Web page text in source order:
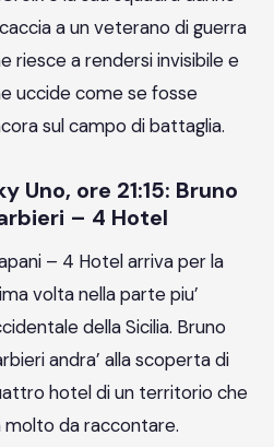
a un veterano di guerra
riesce a rendersi invisibile e
uccide come se fosse
sul campo di battaglia.
Uno, ore 21:15: Bruno
– 4 Hotel
– 4 Hotel arriva per la
volta nella parte piu’
della Sicilia. Bruno
andra’ alla scoperta di
hotel di un territorio che
molto da raccontare.